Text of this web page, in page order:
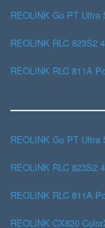
REOLINK Go PT Ultra
REOLINK RLC 823S2
REOLINK RLC 811A
REOLINK Go PT Ultra
REOLINK RLC 823S2
REOLINK RLC 811A
REOLINK CX820